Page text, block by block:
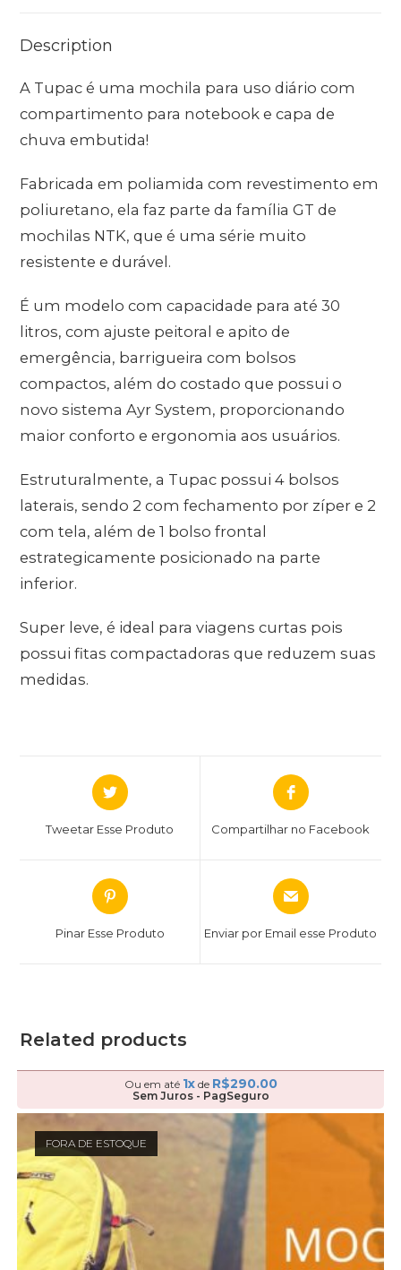
Description
A Tupac é uma mochila para uso diário com
compartimento para notebook e capa de
chuva embutida!
Fabricada em poliamida com revestimento em
poliuretano, ela faz parte da família GT de
mochilas NTK, que é uma série muito
resistente e durável.
É um modelo com capacidade para até 30
litros, com ajuste peitoral e apito de
emergência, barrigueira com bolsos
compactos, além do costado que possui o
novo sistema Ayr System, proporcionando
maior conforto e ergonomia aos usuários.
Estruturalmente, a Tupac possui 4 bolsos
laterais, sendo 2 com fechamento por zíper e 2
com tela, além de 1 bolso frontal
estrategicamente posicionado na parte
inferior.
Super leve, é ideal para viagens curtas pois
possui fitas compactadoras que reduzem suas
medidas.
Tweetar Esse Produto Compartilhar no Facebook
Pinar Esse Produto Enviar por Email esse Produto
Related products
Ou em até 1xde R$290.00
Sem Juros - PagSeguro
FORA DE ESTOQUE